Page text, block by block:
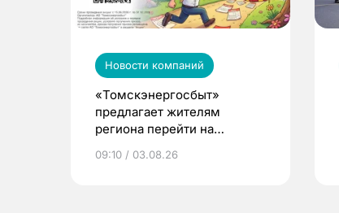
Новости компаний
«Томскэнергосбыт»
предлагает жителям
региона перейти на
выиграть призы
09:10 / 03.08.26